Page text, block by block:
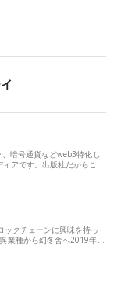
暗号通貨などweb3特化し
アです。出版社だからこ…
ックチェーンに興味を持っ
業種から幻冬舎へ2019年…